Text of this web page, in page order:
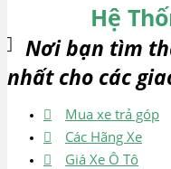
Hệ
Nơi bạn tìm
nhất cho các
Mua xe trả góp
Các Hãng Xe
Giá Xe Ô Tô